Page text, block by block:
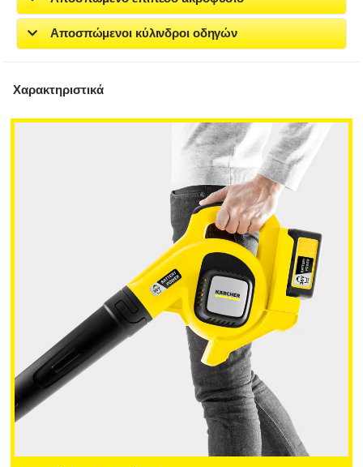
Αποσπώμενοι κύλινδροι οδηγών
Χαρακτηριστικά